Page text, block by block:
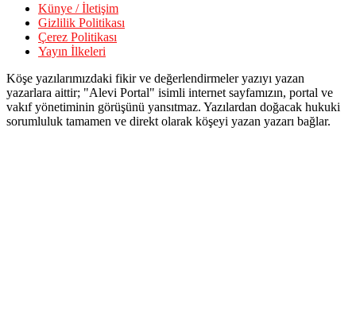
Künye / İletişim
Gizlilik Politikası
Çerez Politikası
Yayın İlkeleri
Köşe yazılarımızdaki fikir ve değerlendirmeler yazıyı yazan
yazarlara aittir; "Alevi Portal" isimli internet sayfamızın, portal ve
vakıf yönetiminin görüşünü yansıtmaz. Yazılardan doğacak hukuki
sorumluluk tamamen ve direkt olarak köşeyi yazan yazarı bağlar.